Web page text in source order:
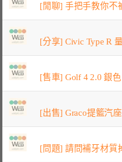
[閒聊] 手把手教你不
[分享] Civic Type R
[售車] Golf 4 2.0 銀
[出售] Graco提籃汽
[問題] 請問補牙材質